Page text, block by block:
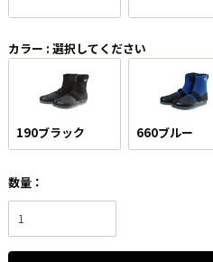
カラー 選択してください
190ブラック 660ブルー